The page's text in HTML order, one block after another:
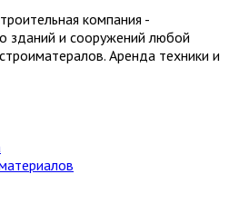
компания -
зданий и сооружений любой
Аренда техники и